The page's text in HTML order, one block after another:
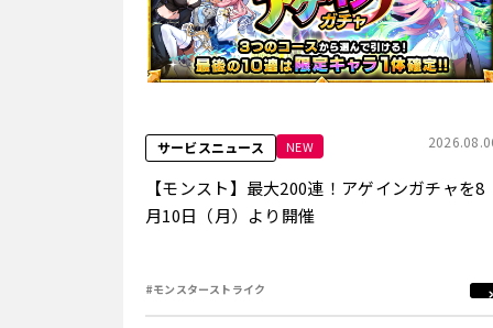
サービスニュース NEW
【モンスト】最大200連！アゲインガチャを8
月10日（月）より開催
#モンスターストライク